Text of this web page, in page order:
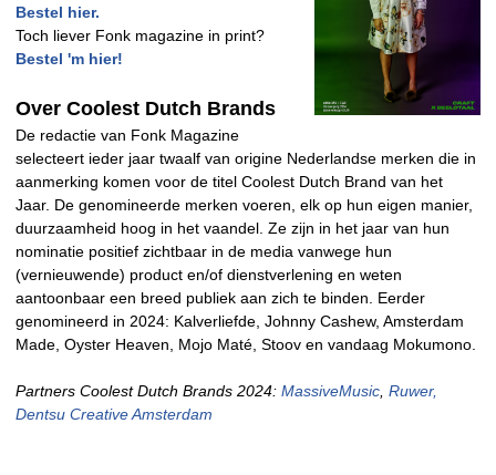
Bestel hier.
Toch liever Fonk magazine in print?
Bestel 'm hier!
Over Coolest Dutch Brands
De redactie van Fonk Magazine
selecteert ieder jaar twaalf van origine Nederlandse merken die in
aanmerking komen voor de titel Coolest Dutch Brand van het
Jaar. De genomineerde merken voeren, elk op hun eigen manier,
duurzaamheid hoog in het vaandel. Ze zijn in het jaar van hun
nominatie positief zichtbaar in de media vanwege hun
(vernieuwende) product en/of dienstverlening en weten
aantoonbaar een breed publiek aan zich te binden. Eerder
genomineerd in 2024: Kalverliefde, Johnny Cashew, Amsterdam
Made, Oyster Heaven, Mojo Maté, Stoov en vandaag Mokumono.
Partners Coolest Dutch Brands 2024: MassiveMusic Ruwer,
Dentsu Creative Amsterdam